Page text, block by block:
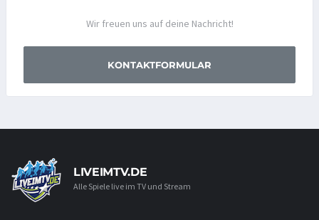
Wir freuen uns auf deine Nachricht!
KONTAKTFORMULAR
LIVEIMTV.DE
Alle Spiele live im TV und Stream